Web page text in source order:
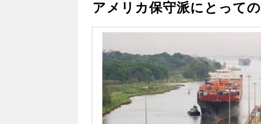
アメリカ保守派にとって